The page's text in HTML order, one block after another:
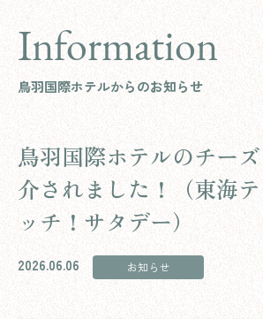
Information
鳥羽国際ホテルからのお知らせ
鳥羽国際ホテルのチー
介されました！（東海
ッチ！サタデー）
2026.06.06 お知らせ